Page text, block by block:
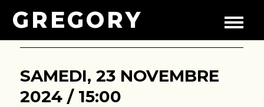
GREGORY
SAMEDI, 23 NOVEMBRE
2024 / 15:00